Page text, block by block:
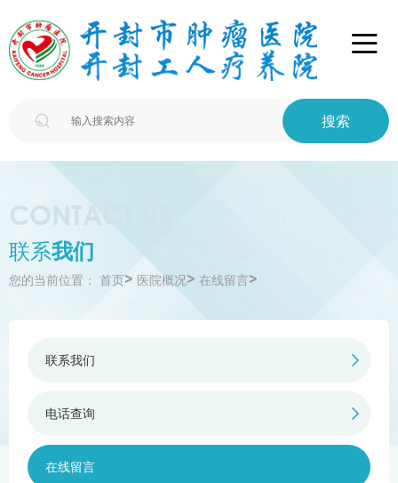

 搜索
CONTACT US
联系我们
您的当前位置： 首页> 医院概况> 在线留言>
联系我们 
电话查询 
在线留言